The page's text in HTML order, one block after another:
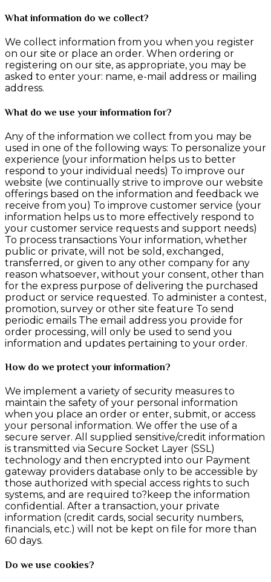
What information do we collect?
We collect information from you when you register
on our site or place an order. When ordering or
registering on our site, as appropriate, you may be
asked to enter your: name, e-mail address or mailing
address.
What do we use your information for?
Any of the information we collect from you may be
used in one of the following ways: To personalize your
experience (your information helps us to better
respond to your individual needs) To improve our
website (we continually strive to improve our website
offerings based on the information and feedback we
receive from you) To improve customer service (your
information helps us to more effectively respond to
your customer service requests and support needs)
To process transactions Your information, whether
public or private, will not be sold, exchanged,
transferred, or given to any other company for any
reason whatsoever, without your consent, other than
for the express purpose of delivering the purchased
product or service requested. To administer a contest,
promotion, survey or other site feature To send
periodic emails The email address you provide for
order processing, will only be used to send you
information and updates pertaining to your order.
How do we protect your information?
We implement a variety of security measures to
maintain the safety of your personal information
when you place an order or enter, submit, or access
your personal information. We offer the use of a
secure server. All supplied sensitive/credit information
is transmitted via Secure Socket Layer (SSL)
technology and then encrypted into our Payment
gateway providers database only to be accessible by
those authorized with special access rights to such
systems, and are required to?keep the information
confidential. After a transaction, your private
information (credit cards, social security numbers,
financials, etc.) will not be kept on file for more than
60 days.
Do we use cookies?